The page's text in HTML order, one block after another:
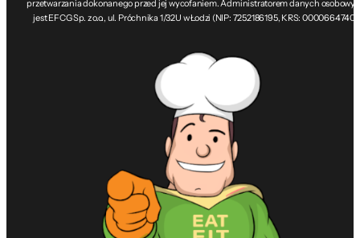
przetwarzania dokonanego przed jej wycofaniem. Administratorem danych
jest EFCG Sp. z o.o., ul. Próchnika 1/32U w Łodzi (NIP: 7252186195, KRS: 0000664740).